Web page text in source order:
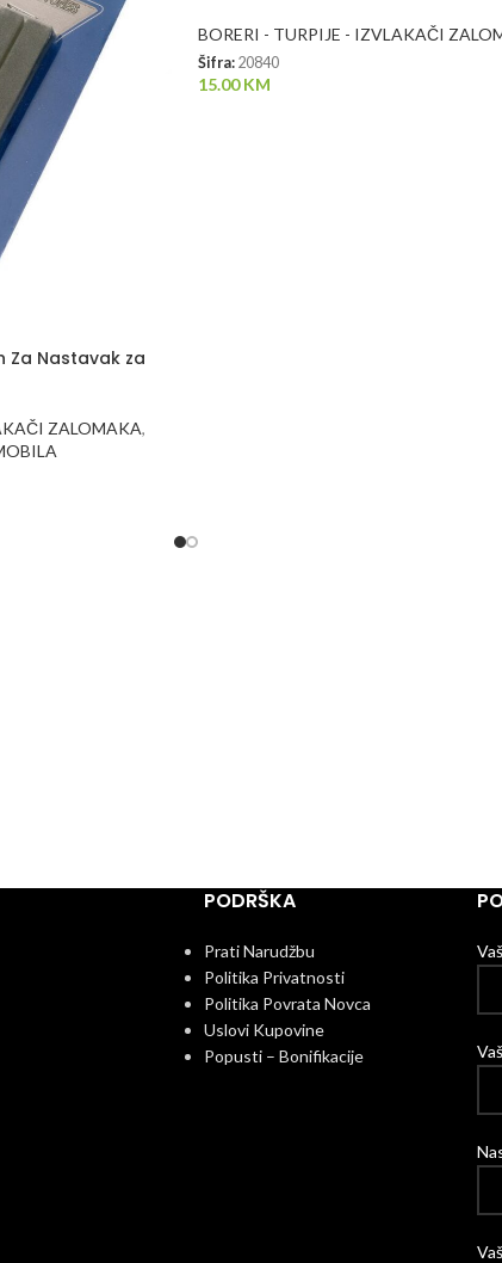
Za Nastavak za
ZALOMAKA,
BORERI - TURPIJE - IZVLAKAČI
Šifra: 20840
15.00KM
PODRŠKA
Prati Narudžbu
Politika Privatnosti
Politika Povrata Novca
Uslovi Kupovine
Popusti – Bonifikacije